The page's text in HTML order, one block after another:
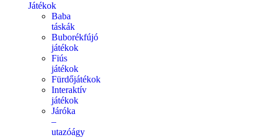
Játékok
Baba
táskák
Buborékfújó
játékok
Fiús
játékok
Fürdőjátékok
Interaktív
játékok
Járóka
–
utazóágy